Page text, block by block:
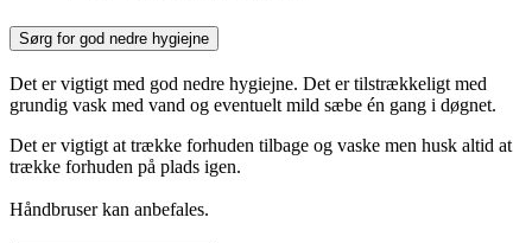
Sørg for god nedre hygiejne
Det er vigtigt med god nedre hygiejne. Det er tilstrækkeligt med
grundig vask med vand og eventuelt mild sæbe én gang i døgnet.
Det er vigtigt at trække forhuden tilbage og vaske men husk altid at
trække forhuden på plads igen.
Håndbruser kan anbefales.